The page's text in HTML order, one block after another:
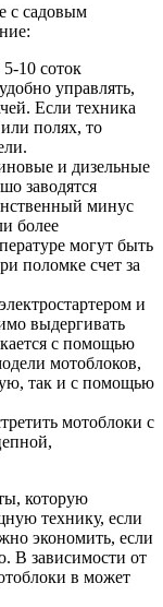
с садовым
10 соток
управлять,
Если техника
полях, то
и дизельные
заводятся
минус
более
могут быть
поломке счет за
и
выдергивать
с помощью
мотоблоков,
так и с помощью
мотоблоки с
которую
технику, если
экономить, если
В зависимости от
в может